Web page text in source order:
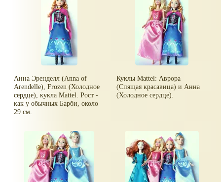
Анна Эренделл (Anna of
Arendelle), Frozen (Холодное
сердце), кукла Mattel. Рост -
как у обычных Барби, около
29 см.
Куклы Mattel: Аврора
(Спящая красавица) и Анна
(Холодное сердце).